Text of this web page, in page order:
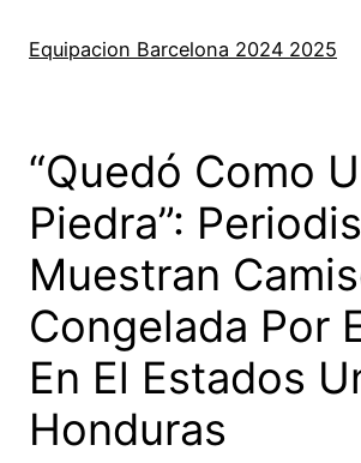
Equipacion Barcelona 2024 2025
“Quedó Como
Piedra”:
Muestran
Congelada Por
En El Estados
Honduras